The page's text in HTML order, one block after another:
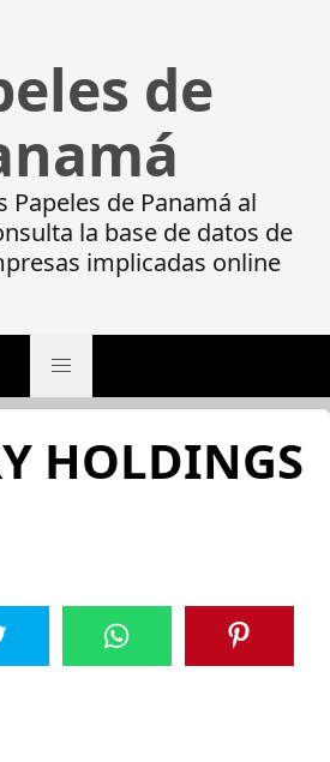
de
Papeles de Panamá al
la base de datos de
implicadas online
HOLDINGS